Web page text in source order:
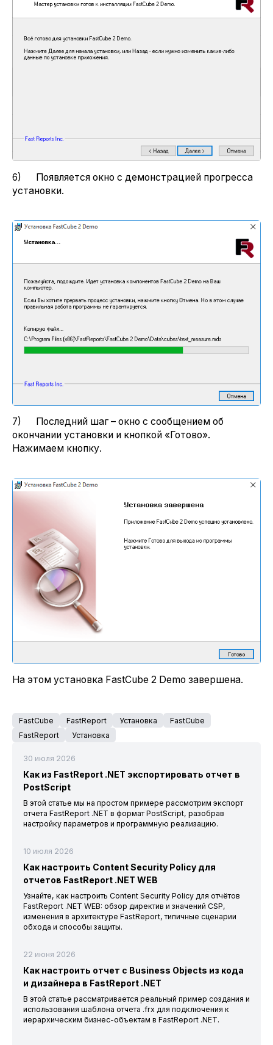
6) Появляется окно с демонстрацией прогресса
установки.
7) Последний шаг – окно с сообщением об
окончании установки и кнопкой «Готово».
Нажимаем кнопку.
На этом установка FastCube 2 Demo завершена.
FastCube FastReport Установка
FastCube
FastReport
Установка
30 июля 2026
Как из FastReport .NET экспортировать отчет в
PostScript
В этой статье мы на простом примере рассмотрим экспорт
отчета FastReport .NET в формат PostScript, разобрав
настройку параметров и программную реализацию.
10 июля 2026
Как настроить Content Security Policy для
отчетов FastReport .NET WEB
Узнайте, как настроить Content Security Policy для отчётов
FastReport .NET WEB: обзор директив и значений CSP,
изменения в архитектуре FastReport, типичные сценарии
обхода и способы защиты.
22 июня 2026
Как настроить отчет с Business Objects из кода
и дизайнера в FastReport .NET
В этой статье рассматривается реальный пример создания и
использования шаблона отчета .frx для подключения к
иерархическим бизнес-объектам в FastReport .NET.